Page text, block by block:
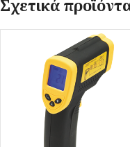
Σχετικά